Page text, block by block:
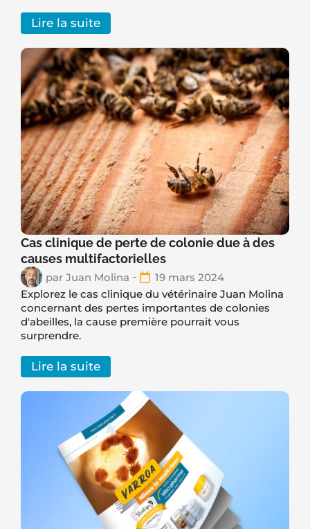
Lire la suite
Cas clinique de perte de colonie due à des
causes multifactorielles
par Juan Molina
19 mars 2024
Explorez le cas clinique du vétérinaire Juan Molina
concernant des pertes importantes de colonies
d'abeilles, la cause première pourrait vous
surprendre.
Lire la suite